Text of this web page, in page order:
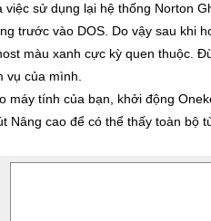
sử dụng lại hệ thống Norton
trước vào DOS. Do vậy sau khi
màu xanh cực kỳ quen thuộc.
vụ của mình.
máy tính của bạn, khởi động
Nâng cao để có thể thấy toàn bộ